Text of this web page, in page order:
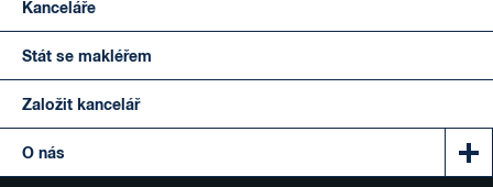
Kanceláře
Stát se makléřem
Založit kancelář
O nás